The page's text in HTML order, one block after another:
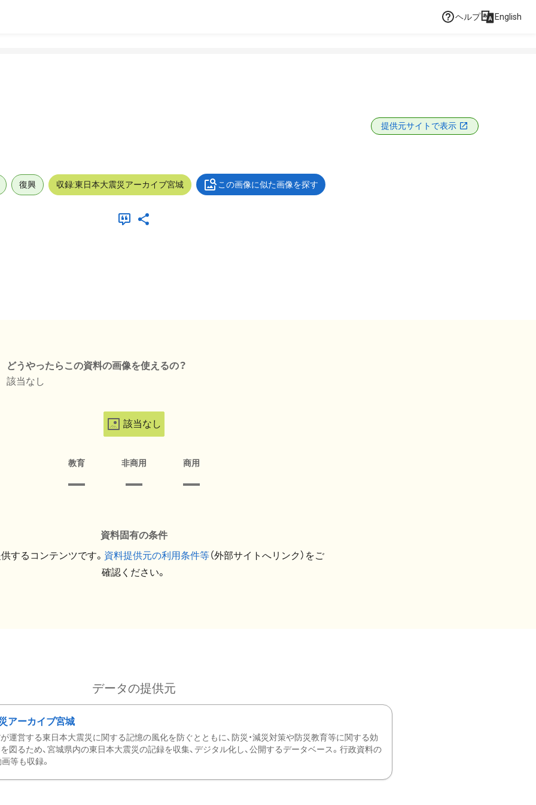
ヘルプ English
提供元サイトで表示
復興 収録:東日本大震災アーカイブ宮城 この画像に似た画像を探す
どうやったらこの資料の画像を使えるの？
該当なし
該当なし
教育 非商用 商用
資料固有の条件
するコンテンツです。 資料提供元の利用条件等（外部サイトへリンク）をご
確認ください。
データの提供元
アーカイブ宮城
運営する東日本大震災に関する記憶の風化を防ぐとともに、防災・減災対策や防災教育等に関する効
図るため、宮城県内の東日本大震災の記録を収集、デジタル化し、公開するデータベース。行政資料の
等も収録。